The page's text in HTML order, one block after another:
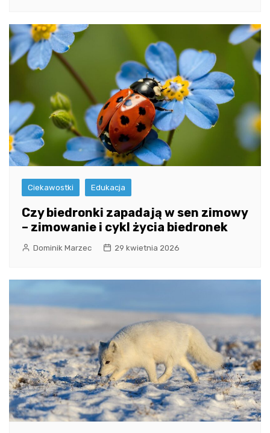
Ciekawostki Edukacja
Czy biedronki zapadają w sen zimowy
– zimowanie i cykl życia biedronek
Dominik Marzec 29 kwietnia 2026